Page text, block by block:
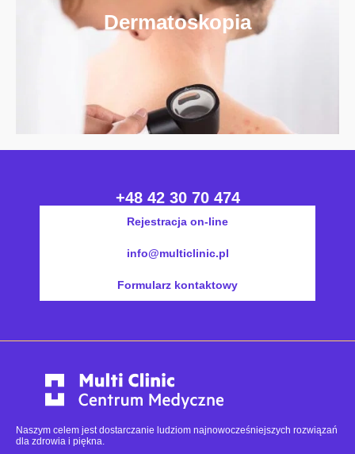
Dermatoskopia
+48 42 30 70 474
Rejestracja on-line
info@multiclinic.pl
Formularz kontaktowy
Naszym celem jest dostarczanie ludziom najnowocześniejszych rozwiązań
dla zdrowia i piękna.